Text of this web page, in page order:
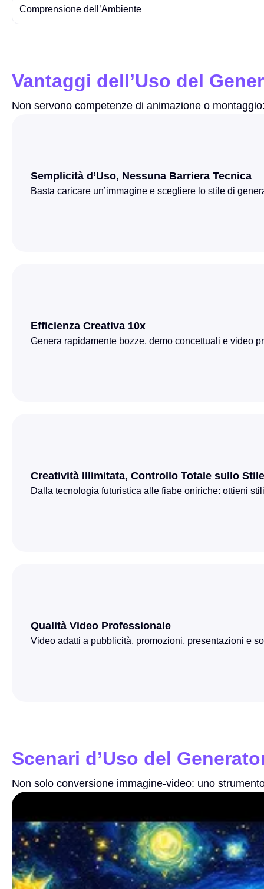
Comprensione dell’Ambiente
Vantaggi dell’Uso del
Non servono competenze di animazione o
Semplicità d’Uso, Nessuna Barriera Tecnica
Basta caricare un’immagine e scegliere lo stile di
Efficienza Creativa 10x
Genera rapidamente bozze, demo concettuali e video
Creatività Illimitata, Controllo Totale sullo Stile
Dalla tecnologia futuristica alle fiabe oniriche: ottieni
Qualità Video Professionale
Video adatti a pubblicità, promozioni, presentazioni e
Scenari d’Uso del
Non solo conversione immagine-video: uno